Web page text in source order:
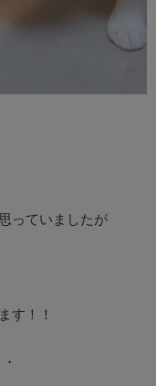
っていましたが
す！！